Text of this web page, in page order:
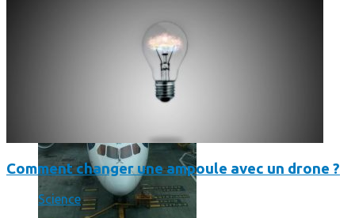
Comment changer une ampoule avec un drone ?
Science